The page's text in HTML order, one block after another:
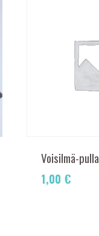
Voisilmä-pulla
1,00 €